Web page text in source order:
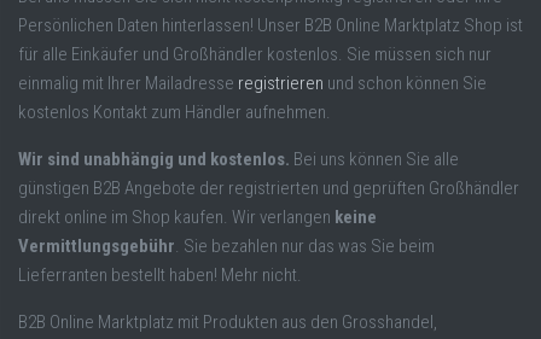
Persönlichen Daten hinterlassen! Unser B2B Online Marktplatz Shop ist
für alle Einkäufer und Großhändler kostenlos. Sie müssen sich nur
einmalig mit Ihrer Mailadresse registrieren und schon können Sie
kostenlos Kontakt zum Händler aufnehmen.
Wir sind unabhängig und kostenlos. Bei uns können Sie alle
günstigen B2B Angebote der registrierten und geprüften Großhändler
direkt online im Shop kaufen. Wir verlangen keine
Vermittlungsgebühr. Sie bezahlen nur das was Sie beim
Lieferranten bestellt haben! Mehr nicht.
B2B Online Marktplatz mit Produkten aus den Grosshandel,